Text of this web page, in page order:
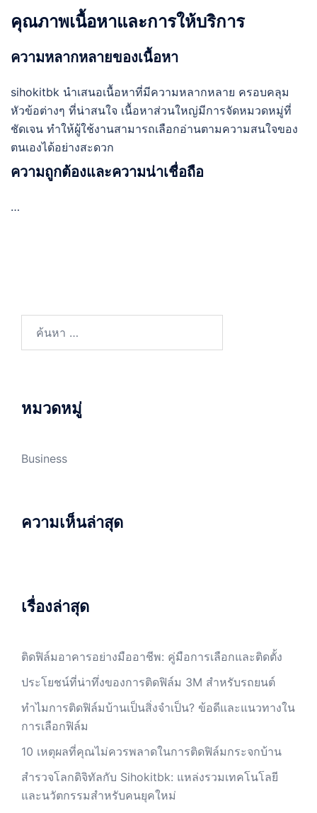
คุณภาพเนื้อหาและการให้บริการ
ความหลากหลายของเนื้อหา
sihokitbk นำเสนอเนื้อหาที่มีความหลากหลาย ครอบคลุม
หัวข้อต่างๆ ที่น่าสนใจ เนื้อหาส่วนใหญ่มีการจัดหมวดหมู่ที่
ชัดเจน ทำให้ผู้ใช้งานสามารถเลือกอ่านตามความสนใจของ
ตนเองได้อย่างสะดวก
ความถูกต้องและความน่าเชื่อถือ
…
ค้นหา
หมวดหมู่
Business
ความเห็นล่าสุด
เรื่องล่าสุด
ติดฟิล์มอาคารอย่างมืออาชีพ: คู่มือการเลือกและติดตั้ง
ประโยชน์ที่น่าทึ่งของการติดฟิล์ม 3M สำหรับรถยนต์
ทำไมการติดฟิล์มบ้านเป็นสิ่งจำเป็น? ข้อดีและแนวทางใน
การเลือกฟิล์ม
10 เหตุผลที่คุณไม่ควรพลาดในการติดฟิล์มกระจกบ้าน
สำรวจโลกดิจิทัลกับ Sihokitbk: แหล่งรวมเทคโนโลยี
และนวัตกรรมสำหรับคนยุคใหม่